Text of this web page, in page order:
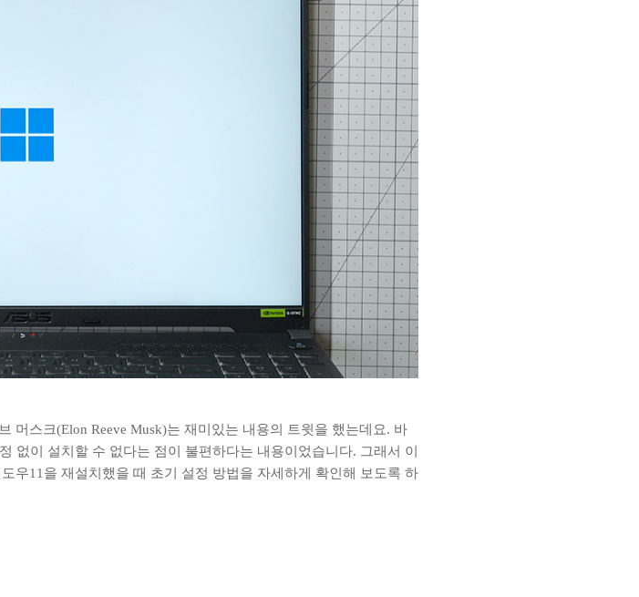
머스크(Elon Reeve Musk)는 재미있는 내용의 트윗을 했는데요. 바
없이 설치할 수 없다는 점이 불편하다는 내용이었습니다. 그래서 이
우11을 재설치했을 때 초기 설정 방법을 자세하게 확인해 보도록 하